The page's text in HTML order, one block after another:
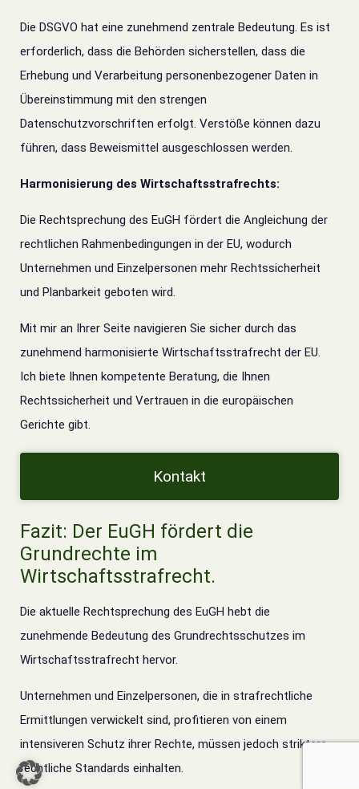
Die DSGVO hat eine zunehmend zentrale Bedeutung. Es ist
erforderlich, dass die Behörden sicherstellen, dass die
Erhebung und Verarbeitung personenbezogener Daten in
Übereinstimmung mit den strengen
Datenschutzvorschriften erfolgt. Verstöße können dazu
führen, dass Beweismittel ausgeschlossen werden.
Harmonisierung des Wirtschaftsstrafrechts:
Die Rechtsprechung des EuGH fördert die Angleichung der
rechtlichen Rahmenbedingungen in der EU, wodurch
Unternehmen und Einzelpersonen mehr Rechtssicherheit
und Planbarkeit geboten wird.
Mit mir an Ihrer Seite navigieren Sie sicher durch das
zunehmend harmonisierte Wirtschaftsstrafrecht der EU.
Ich biete Ihnen kompetente Beratung, die Ihnen
Rechtssicherheit und Vertrauen in die europäischen
Gerichte gibt.
Kontakt
Fazit: Der EuGH fördert die
Grundrechte im
Wirtschaftsstrafrecht.
Die aktuelle Rechtsprechung des EuGH hebt die
zunehmende Bedeutung des Grundrechtsschutzes im
Wirtschaftsstrafrecht hervor.
Unternehmen und Einzelpersonen, die in strafrechtliche
Ermittlungen verwickelt sind, profitieren von einem
intensiveren Schutz ihrer Rechte, müssen jedoch striktere
rechtliche Standards einhalten.